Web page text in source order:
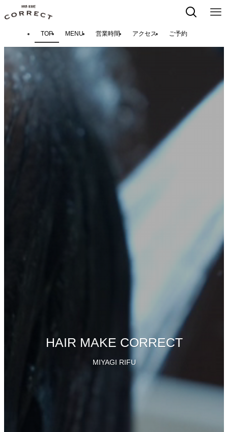
TOP MENU 営業時間 アクセス ご予約
HAIR MAKE CORRECT
MIYAGI RIFU